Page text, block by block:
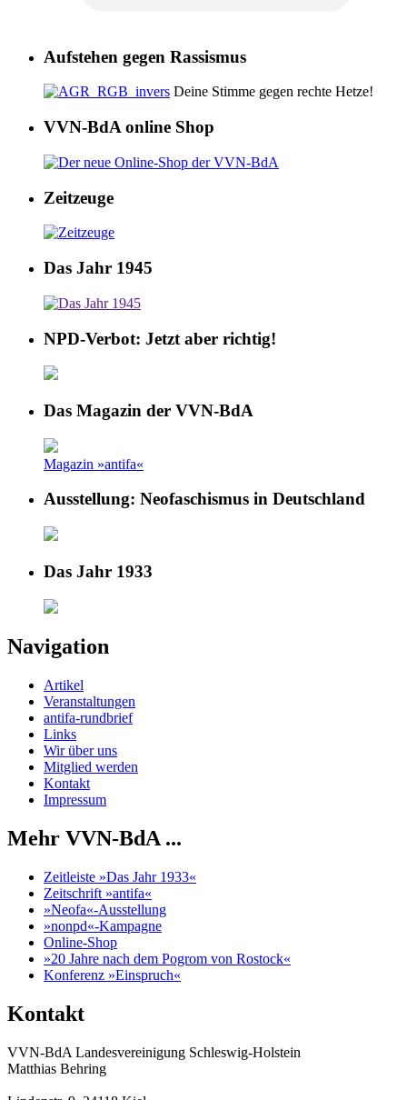
Aufstehen gegen Rassismus
Deine Stimme gegen rechte Hetze!
VVN-BdA online Shop
Zeitzeuge
Das Jahr 1945
NPD-Verbot: Jetzt aber richtig!
Das Magazin der VVN-BdA
Magazin »antifa«
Ausstellung: Neofaschismus in Deutschland
Das Jahr 1933
Navigation
Artikel
Veranstaltungen
antifa-rundbrief
Links
Wir über uns
Mitglied werden
Kontakt
Impressum
Mehr VVN-BdA ...
Zeitleiste »Das Jahr 1933«
Zeitschrift »antifa«
»Neofa«-Ausstellung
»nonpd«-Kampagne
Online-Shop
»20 Jahre nach dem Pogrom von Rostock«
Konferenz »Einspruch«
Kontakt
VVN-BdA Landesvereinigung Schleswig-Holstein
Matthias Behring